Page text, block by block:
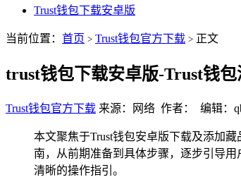
Trust钱包下载安卓版
当前位置： 首页 > Trust钱包官方下载 > 正文
trust钱包下载安卓版-Trust钱
Trust钱包官方下载 来源：网络 作者： 编辑：
本文聚焦于Trust钱包安卓版下载及添加
南，从前期准备到具体步骤，逐步引导
清晰的操作指引。